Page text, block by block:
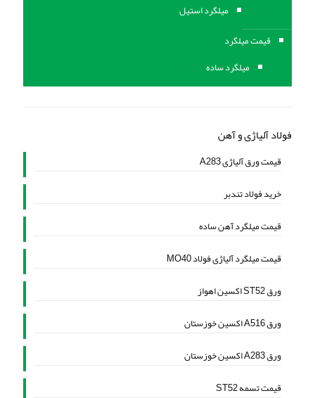
میلگرد استیل
قیمت میلگرد
میلگرد ساده
فولاد آلیاژی و آهن
قیمت ورق آلیاژی A283
خرید فولاد تندبر
قیمت میلگرد آهن ساده
قیمت میلگرد آلیاژی فولاد MO40
ورق ST52 اکسین اهواز
ورق A516 اکسین خوزستان
ورق A283 اکسین خوزستان
قیمت تسمه ST52